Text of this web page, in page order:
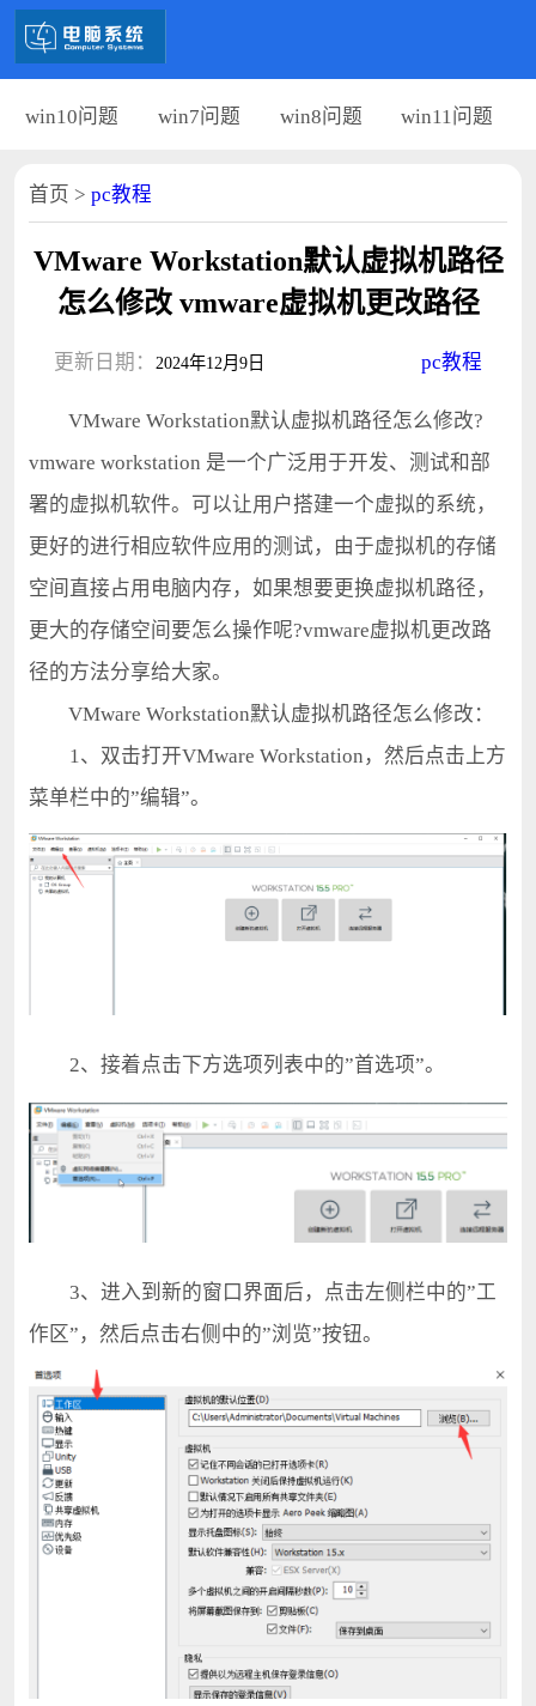
win10问题 win7问题 win8问题 win11问题
首页 > pc教程
VMware Workstation默认虚拟机路径
怎么修改 vmware虚拟机更改路径
更新日期： 2024年12月9日 pc教程
VMware Workstation默认虚拟机路径怎么修改?
vmware workstation 是一个广泛用于开发、测试和部
署的虚拟机软件。可以让用户搭建一个虚拟的系统，
更好的进行相应软件应用的测试，由于虚拟机的存储
空间直接占用电脑内存，如果想要更换虚拟机路径，
更大的存储空间要怎么操作呢?vmware虚拟机更改路
径的方法分享给大家。
VMware Workstation默认虚拟机路径怎么修改：
1、双击打开VMware Workstation，然后点击上方
菜单栏中的”编辑”。
2、接着点击下方选项列表中的”首选项”。
3、进入到新的窗口界面后，点击左侧栏中的”工
作区”，然后点击右侧中的”浏览”按钮。